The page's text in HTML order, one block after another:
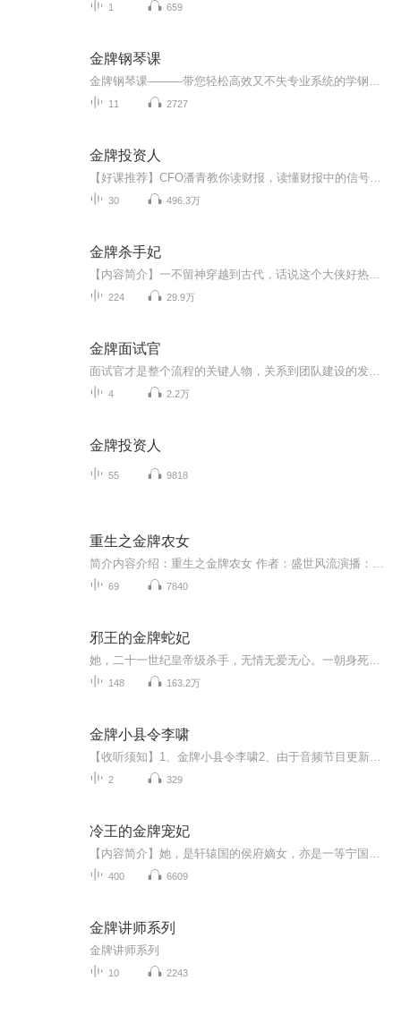
1 659
金牌钢琴课
11 2727
金牌投资人
30 496.3万
金牌杀手妃
224 29.9万
金牌面试官
4 2.2万
金牌投资人
55 9818
重生之金牌农女
69 7840
邪王的金牌蛇妃
148 163.2万
金牌小县令李啸
2 329
冷王的金牌宠妃
400 6609
金牌讲师系列
金牌讲师系列
10 2243